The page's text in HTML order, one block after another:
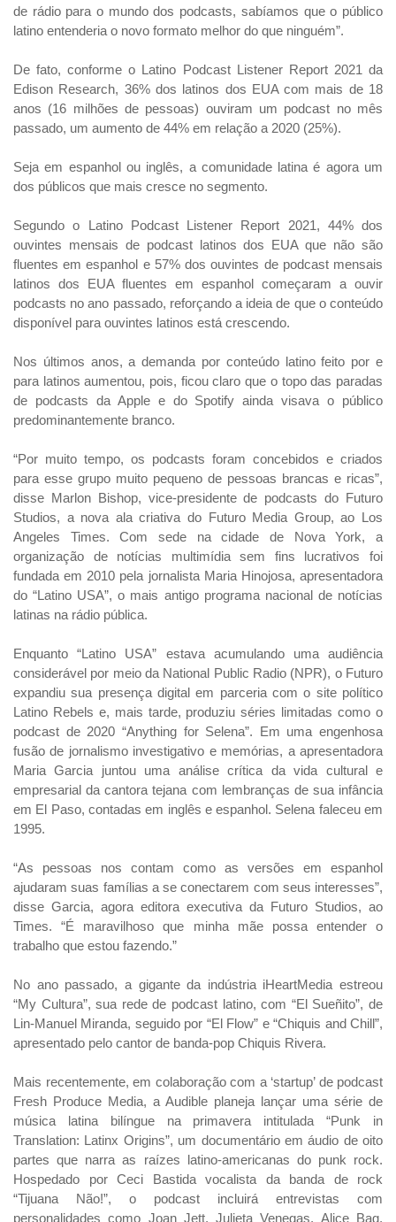
de rádio para o mundo dos podcasts, sabíamos que o público
latino entenderia o novo formato melhor do que ninguém”.
De fato, conforme o Latino Podcast Listener Report 2021 da
Edison Research, 36% dos latinos dos EUA com mais de 18
anos (16 milhões de pessoas) ouviram um podcast no mês
passado, um aumento de 44% em relação a 2020 (25%).
Seja em espanhol ou inglês, a comunidade latina é agora um
dos públicos que mais cresce no segmento.
Segundo o Latino Podcast Listener Report 2021, 44% dos
ouvintes mensais de podcast latinos dos EUA que não são
fluentes em espanhol e 57% dos ouvintes de podcast mensais
latinos dos EUA fluentes em espanhol começaram a ouvir
podcasts no ano passado, reforçando a ideia de que o conteúdo
disponível para ouvintes latinos está crescendo.
Nos últimos anos, a demanda por conteúdo latino feito por e
para latinos aumentou, pois, ficou claro que o topo das paradas
de podcasts da Apple e do Spotify ainda visava o público
predominantemente branco.
“Por muito tempo, os podcasts foram concebidos e criados
para esse grupo muito pequeno de pessoas brancas e ricas”,
disse Marlon Bishop, vice-presidente de podcasts do Futuro
Studios, a nova ala criativa do Futuro Media Group, ao Los
Angeles Times. Com sede na cidade de Nova York, a
organização de notícias multimídia sem fins lucrativos foi
fundada em 2010 pela jornalista Maria Hinojosa, apresentadora
do “Latino USA”, o mais antigo programa nacional de notícias
latinas na rádio pública.
Enquanto “Latino USA” estava acumulando uma audiência
considerável por meio da National Public Radio (NPR), o Futuro
expandiu sua presença digital em parceria com o site político
Latino Rebels e, mais tarde, produziu séries limitadas como o
podcast de 2020 “Anything for Selena”. Em uma engenhosa
fusão de jornalismo investigativo e memórias, a apresentadora
Maria Garcia juntou uma análise crítica da vida cultural e
empresarial da cantora tejana com lembranças de sua infância
em El Paso, contadas em inglês e espanhol. Selena faleceu em
1995.
“As pessoas nos contam como as versões em espanhol
ajudaram suas famílias a se conectarem com seus interesses”,
disse Garcia, agora editora executiva da Futuro Studios, ao
Times. “É maravilhoso que minha mãe possa entender o
trabalho que estou fazendo.”
No ano passado, a gigante da indústria iHeartMedia estreou
“My Cultura”, sua rede de podcast latino, com “El Sueñito”, de
Lin-Manuel Miranda, seguido por “El Flow” e “Chiquis and Chill”,
apresentado pelo cantor de banda-pop Chiquis Rivera.
Mais recentemente, em colaboração com a ‘startup’ de podcast
Fresh Produce Media, a Audible planeja lançar uma série de
música latina bilíngue na primavera intitulada “Punk in
Translation: Latinx Origins”, um documentário em áudio de oito
partes que narra as raízes latino-americanas do punk rock.
Hospedado por Ceci Bastida vocalista da banda de rock
“Tijuana Não!”, o podcast incluirá entrevistas com
personalidades como Joan Jett, Julieta Venegas, Alice Bag,